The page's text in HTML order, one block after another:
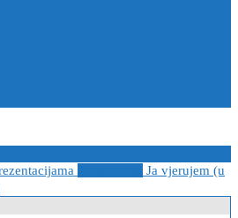
Ja vjerujem (u